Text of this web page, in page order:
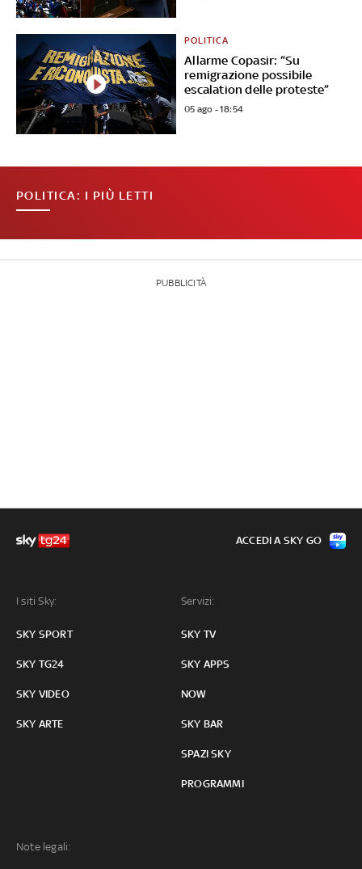
Allarme Copasir: “Su
remigrazione possibile
escalation delle proteste”
POLITICA
05 ago - 18:54
POLITICA: I PIÙ LETTI
PUBBLICITÀ
I siti Sky:
SKY SPORT
SKY TG24
SKY VIDEO
SKY ARTE
Servizi:
SKY TV
SKY APPS
NOW
SKY BAR
SPAZI SKY
PROGRAMMI
Note legali:
ACCEDI A SKY GO